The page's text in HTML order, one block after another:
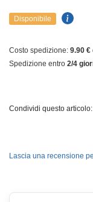
Disponibile
Costo spedizione: 9.90 €
Spedizione entro 2/4
Condividi questo articolo:
Lascia una recensione